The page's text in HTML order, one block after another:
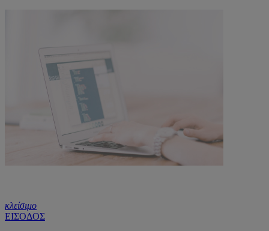
κλείσιμο
ΕΙΣΟΔΟΣ